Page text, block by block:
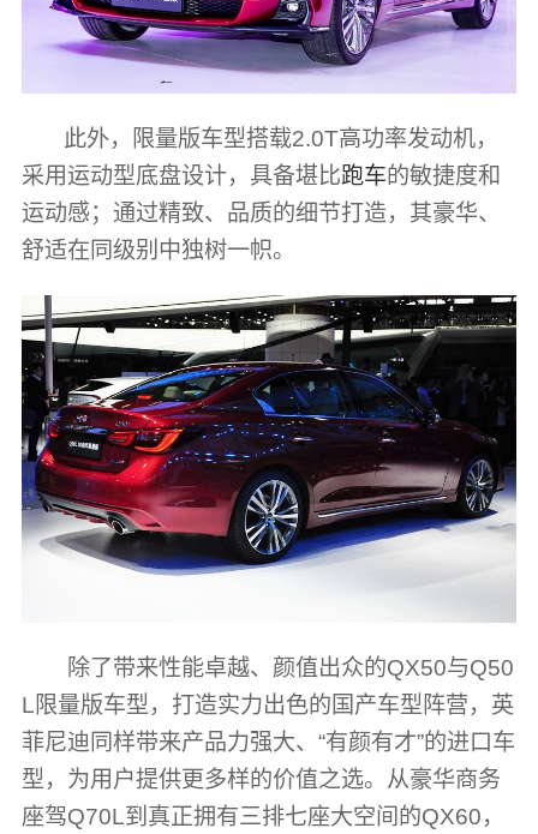
此外，限量版车型搭载2.0T高功率发动机，
采用运动型底盘设计，具备堪比跑车的敏捷度和
运动感；通过精致、品质的细节打造，其豪华、
舒适在同级别中独树一帜。
除了带来性能卓越、颜值出众的QX50与Q50
L限量版车型，打造实力出色的国产车型阵营，英
菲尼迪同样带来产品力强大、“有颜有才”的进口车
型，为用户提供更多样的价值之选。从豪华商务
座驾Q70L到真正拥有三排七座大空间的QX60，